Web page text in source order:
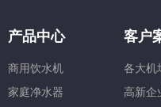
产品中心
商用饮水机
家庭净水器
客户
各大机
高新企